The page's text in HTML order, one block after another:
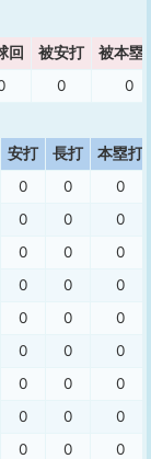
回 被安打
被本塁
0 0
安打 長打
本塁打
0 0
0
0 0
0
0 0
0
0 0
0
0 0
0
0 0
0
0 0
0
0 0
0
0 0 0